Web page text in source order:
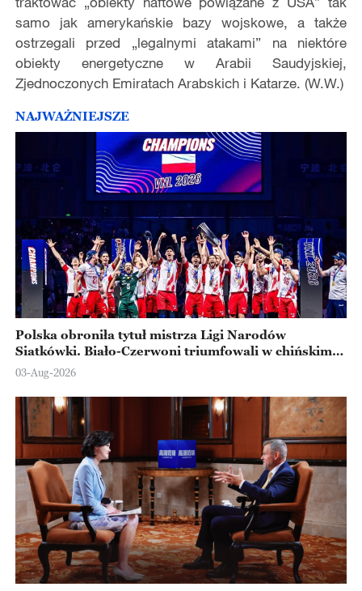
samo jak amerykańskie bazy wojskowe, a także
ostrzegali przed „legalnymi atakami” na niektóre
obiekty energetyczne w Arabii Saudyjskiej,
Zjednoczonych Emiratach Arabskich i Katarze. (W.W.)
NAJWAŻNIEJSZE
Polska obroniła tytuł mistrza Ligi Narodów
Siatkówki. Biało-Czerwoni triumfowali w chińskim
Ningbo
03-Aug-2026